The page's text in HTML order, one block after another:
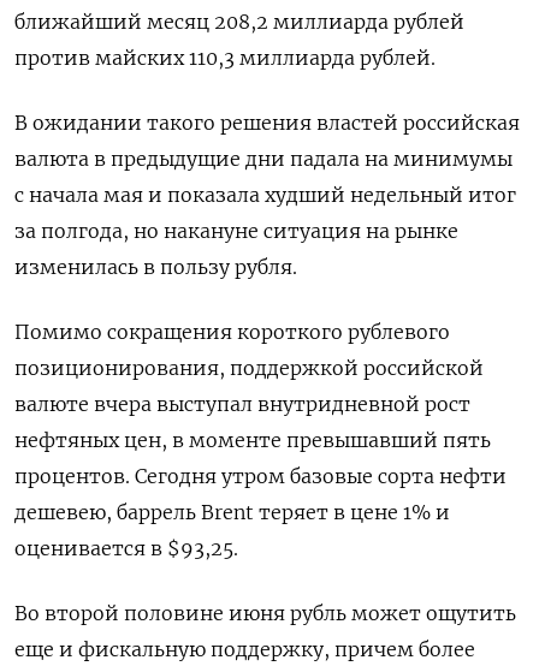
ближайший месяц 208,2 миллиарда рублей
против майских 110,3 миллиарда рублей.
В ожидании такого решения властей российская
валюта в предыдущие дни падала на минимумы
с начала мая и показала худший недельный итог
за полгода, но накануне ситуация на рынке
изменилась в пользу рубля.
Помимо сокращения короткого рублевого
позиционирования, поддержкой российской
валюте вчера выступал внутридневной рост
нефтяных цен, в моменте ​превышавший пять
процентов. Сегодня утром базовые сорта ⁠нефти
дешевею, баррель Brent теряет в цене 1% и
оценивается в $93,25.
Во второй половине июня рубль может ощутить
еще и фискальную поддержку, причем более